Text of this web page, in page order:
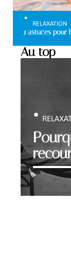
RELAXATION
3 astuces pour
Au top